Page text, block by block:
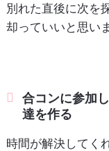
別れた直後に次を
却っていいと思い
合コンに参加
達を作る
時間が解決してく